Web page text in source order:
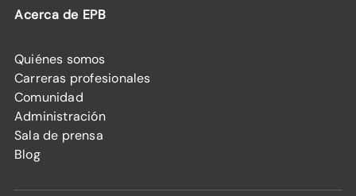
Acerca de EPB
Quiénes somos
Carreras profesionales
Comunidad
Administración
Sala de prensa
Blog